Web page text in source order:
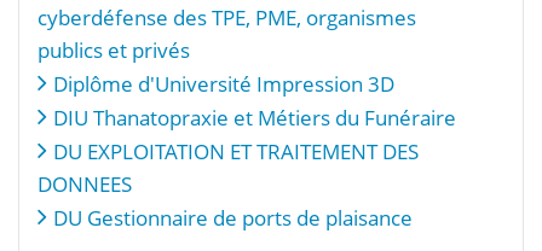
cyberdéfense des TPE, PME, organismes
publics et privés
Diplôme d'Université Impression 3D
DIU Thanatopraxie et Métiers du Funéraire
DU EXPLOITATION ET TRAITEMENT DES
DONNEES
DU Gestionnaire de ports de plaisance